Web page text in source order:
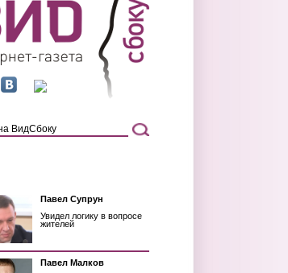
Павел Супрун
Увидел логику в вопросе
жителей
Павел Малков